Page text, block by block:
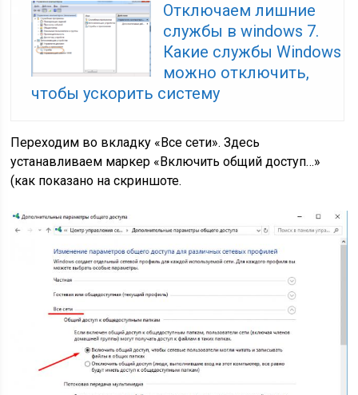
Отключаем лишние
службы в windows 7.
Какие службы Windows
можно отключить,
чтобы ускорить систему
Переходим во вкладку «Все сети». Здесь
устанавливаем маркер «Включить общий доступ…»
(как показано на скриншоте.